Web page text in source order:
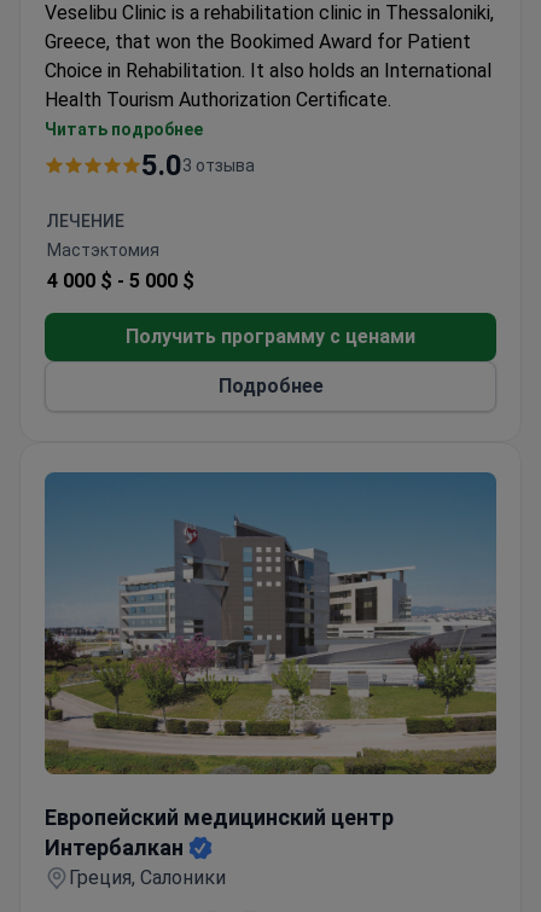
Veselibu Clinic is a rehabilitation clinic in Thessaloniki,
Greece, that won the Bookimed Award for Patient
Choice in Rehabilitation. It also holds an International
Health Tourism Authorization Certificate.
Treats around 2,000 patients each year.
5 doctors form a small, focused team.
rehabilitation.
Читать подробнее
5.03 отзыва
ЛЕЧЕНИЕ
Мастэктомия
4 000 $ - 5 000 $
Получить программу с ценами
Подробнее
Европейский медицинский центр
Интербалкан
Греция, Салоники